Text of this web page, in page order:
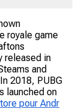
royale game
released in
and
2018, PUBG
launched on
pour Andr